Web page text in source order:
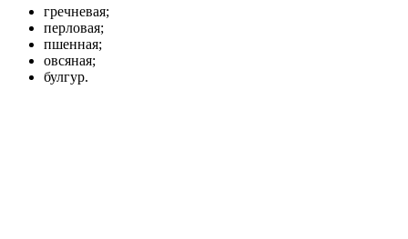
гречневая;
перловая;
пшенная;
овсяная;
булгур.